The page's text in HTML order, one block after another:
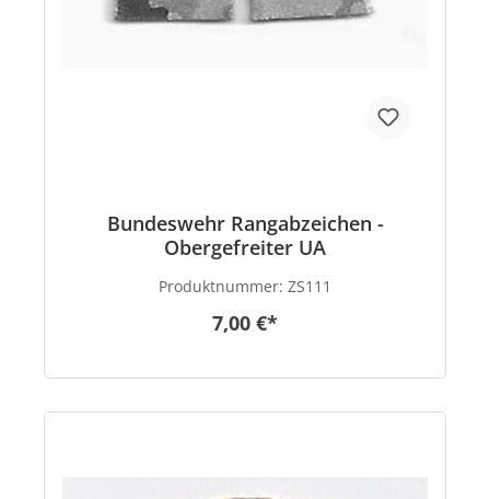
Bundeswehr Rangabzeichen -
Obergefreiter UA
Produktnummer: ZS111
7,00 €*